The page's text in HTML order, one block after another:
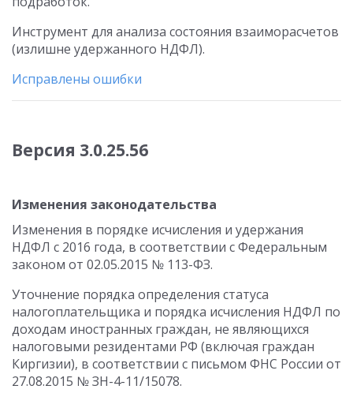
Инструмент для анализа состояния взаиморасчетов
(излишне удержанного НДФЛ).
Исправлены ошибки
Версия 3.0.25.56
Изменения законодательства
Изменения в порядке исчисления и удержания
НДФЛ с 2016 года, в соответствии с Федеральным
законом от 02.05.2015 № 113-ФЗ.
Уточнение порядка определения статуса
налогоплательщика и порядка исчисления НДФЛ по
доходам иностранных граждан, не являющихся
налоговыми резидентами РФ (включая граждан
Киргизии), в соответствии с письмом ФНС России от
27.08.2015 № ЗН-4-11/15078.